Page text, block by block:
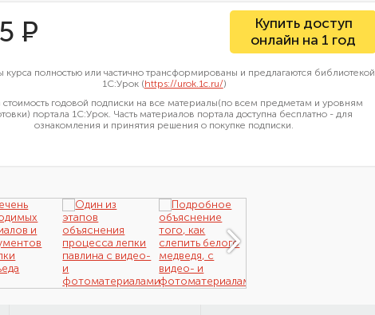
Р
Купить доступ
онлайн на 1 год
курса полностью или частично трансформированы и предлагаются библиотекой
1С:Урок (https://urok.1c.ru/)
стоимость годовой подписки на все материалы(по всем предметам и уровням
портала 1С:Урок. Часть материалов портала доступна бесплатно - для
ознакомления и принятия решения о покупке подписки.